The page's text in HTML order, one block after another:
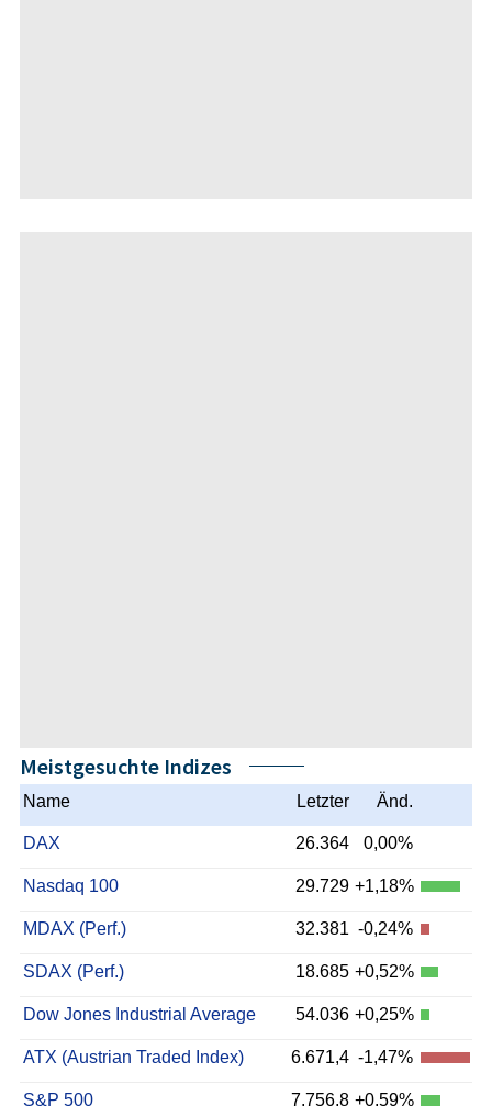
Meistgesuchte Indizes
Name Letzter Änd.
DAX 26.364 0,00%
Nasdaq 100 29.729 +1,18%
MDAX (Perf.) 32.381 -0,24%
SDAX (Perf.) 18.685 +0,52%
Dow Jones Industrial Average 54.036 +0,25%
ATX (Austrian Traded Index) 6.671,4 -1,47%
S&P 500 7.756,8 +0,59%